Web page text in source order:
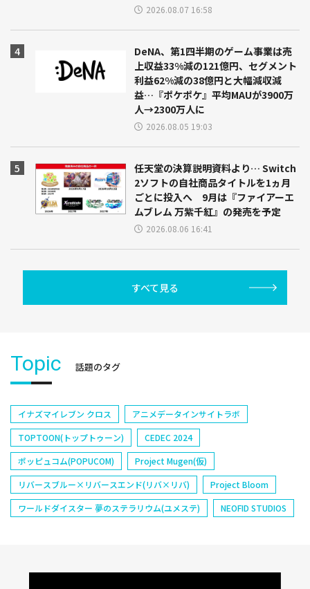
2026.08.07 16:58
DeNA、第1四半期のゲーム事業は売
上収益33%減の121億円、セグメント
利益62%減の38億円と大幅減収減
益…『ポケポケ』平均MAUが3900万
人→2300万人に
2026.08.05 19:03
任天堂の決算説明資料より… Switch
2ソフトの自社商品タイトルを1ヵ月
ごとに投入へ 9月は『ファイアーエ
ムブレム 万紫千紅』の発売を予定
2026.08.06 16:41
すべて見る
Topic 話題のタグ
イナズマイレブン クロス
アニメデータインサイトラボ
TOPTOON(トップトゥーン)
CEDEC 2024
ポッピュコム(POPUCOM)
Project Mugen(仮)
リバースブルー×リバースエンド(リバ×リバ)
Project Bloom
ワールドダイスター 夢のステラリウム(ユメステ)
NEOFID STUDIOS